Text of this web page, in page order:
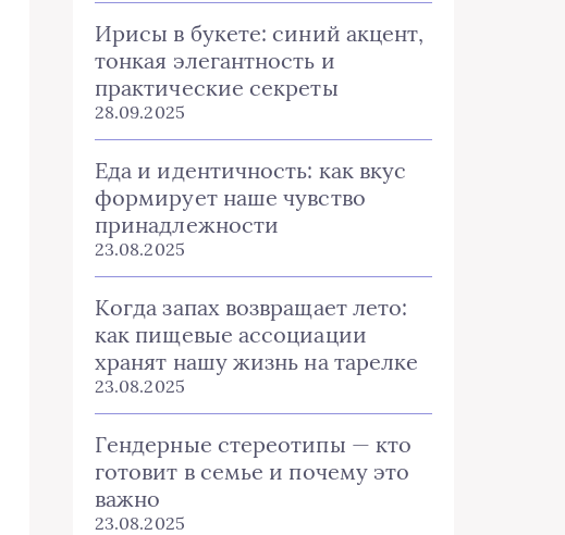
Ирисы в букете: синий акцент,
тонкая элегантность и
практические секреты
28.09.2025
Еда и идентичность: как вкус
формирует наше чувство
принадлежности
23.08.2025
Когда запах возвращает лето:
как пищевые ассоциации
хранят нашу жизнь на тарелке
23.08.2025
Гендерные стереотипы — кто
готовит в семье и почему это
важно
23.08.2025